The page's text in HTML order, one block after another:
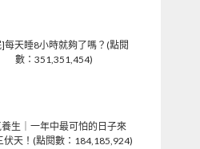
每天睡8小時就夠了嗎？(點閱
數：351,351,454)
生｜一年中最可怕的日子來
伏天！(點閱數：184,185,924)